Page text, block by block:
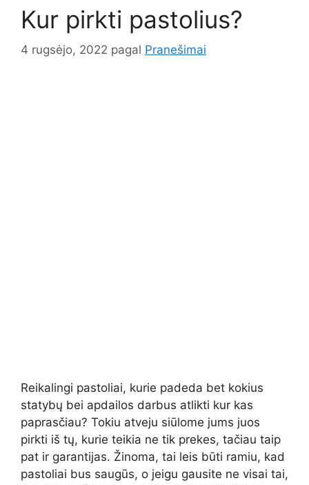
Kur pirkti pastolius?
4 rugsėjo, 2022 pagal Pranešimai
Reikalingi pastoliai, kurie padeda bet kokius
statybų bei apdailos darbus atlikti kur kas
paprasčiau? Tokiu atveju siūlome jums juos
pirkti iš tų, kurie teikia ne tik prekes, tačiau taip
pat ir garantijas. Žinoma, tai leis būti ramiu, kad
pastoliai bus saugūs, o jeigu gausite ne visai tai,